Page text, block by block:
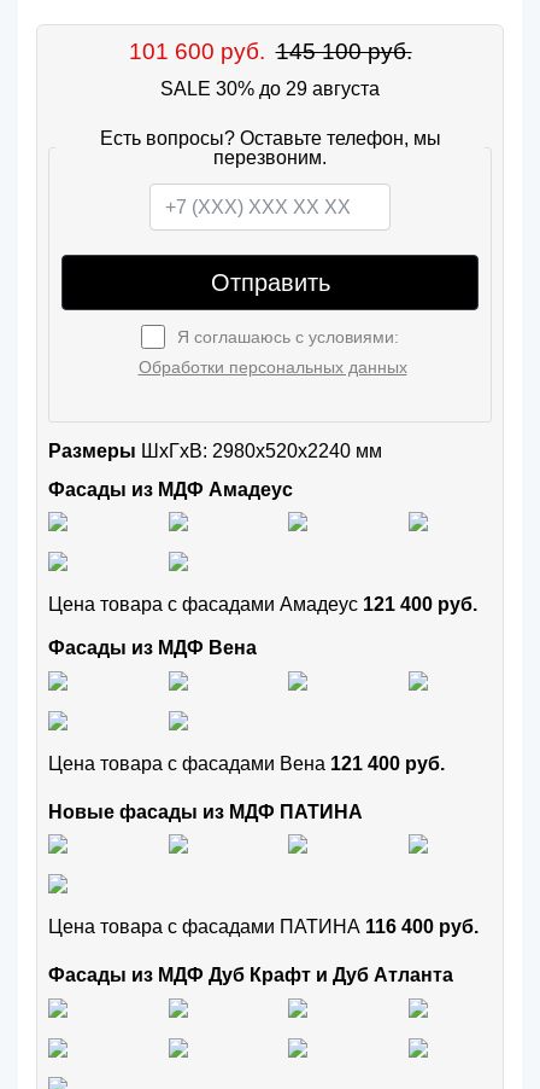
101 600 руб. 145 100 руб.
SALE 30% до 29 августа
Есть вопросы? Оставьте телефон, мы
перезвоним.
Отправить
Я соглашаюсь с условиями:
Обработки персональных данных
Размеры ШxГхВ: 2980x520x2240 мм
Фасады из МДФ Амадеус
Цена товара с фасадами Амадеус 121 400 руб.
Фасады из МДФ Вена
Цена товара с фасадами Вена 121 400 руб.
Новые фасады из МДФ ПАТИНА
Цена товара с фасадами ПАТИНА 116 400 руб.
Фасады из МДФ Дуб Крафт и Дуб Атланта